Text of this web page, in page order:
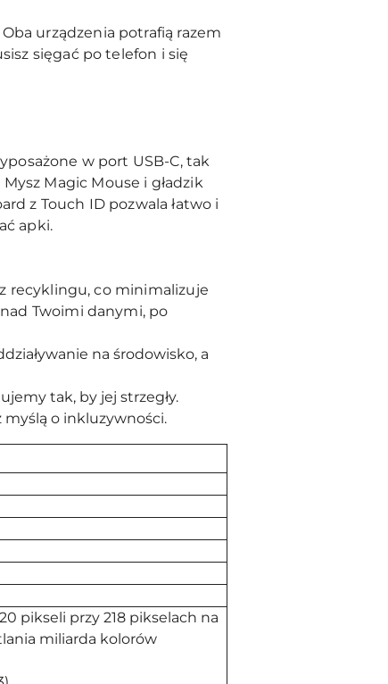
urządzenia potrafią razem
sięgać po telefon i się
w port USB-C, tak
Magic Mouse i gładzik
z Touch ID pozwala łatwo i
apki.
recyklingu, co minimalizuje
Twoimi danymi, po
na środowisko, a
tak, by jej strzegły.
myślą o inkluzywności.
pikseli przy 218 pikselach na
miliarda kolorów